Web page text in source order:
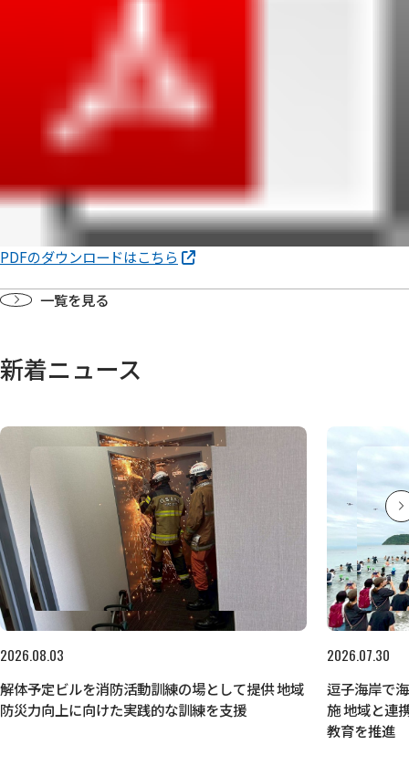
PDFのダウンロードはこちら
一覧を見る
新着ニュース
2026.08.03
解体予定ビルを消防活動訓練の場として提供 地域
防災力向上に向けた実践的な訓練を支援
2026.07.30
逗子海岸で
施 地域と連
教育を推進